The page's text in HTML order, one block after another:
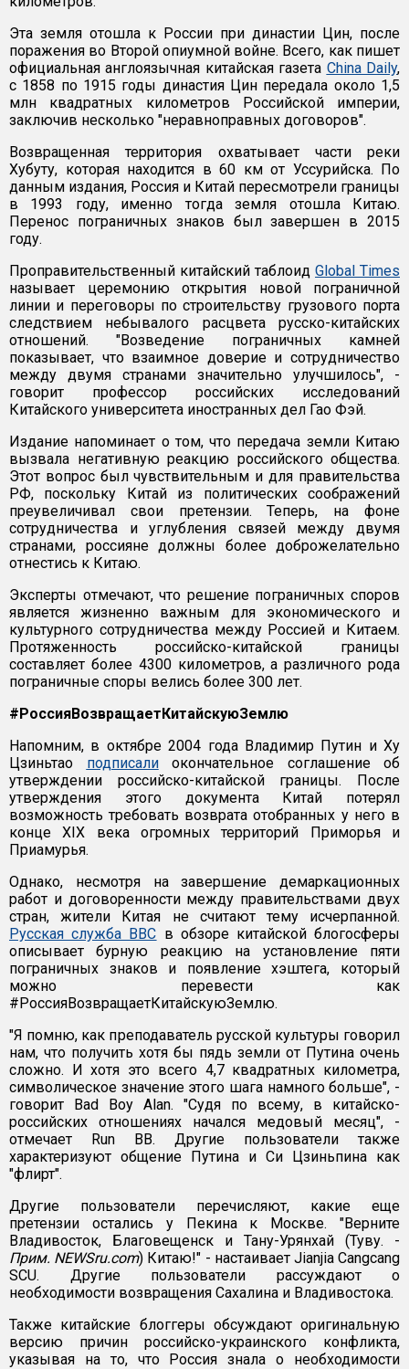
Эта земля отошла к России при династии Цин, после
поражения во Второй опиумной войне. Всего, как пишет
официальная англоязычная китайская газета China Daily,
с 1858 по 1915 годы династия Цин передала около 1,5
млн квадратных километров Российской империи,
заключив несколько "неравноправных договоров".
Возвращенная территория охватывает части реки
Хубуту, которая находится в 60 км от Уссурийска. По
данным издания, Россия и Китай пересмотрели границы
в 1993 году, именно тогда земля отошла Китаю.
Перенос пограничных знаков был завершен в 2015
году.
Проправительственный китайский таблоид Global Times
называет церемонию открытия новой пограничной
линии и переговоры по строительству грузового порта
следствием небывалого расцвета русско-китайских
отношений. "Возведение пограничных камней
показывает, что взаимное доверие и сотрудничество
между двумя странами значительно улучшилось", -
говорит профессор российских исследований
Китайского университета иностранных дел Гао Фэй.
Издание напоминает о том, что передача земли Китаю
вызвала негативную реакцию российского общества.
Этот вопрос был чувствительным и для правительства
РФ, поскольку Китай из политических соображений
преувеличивал свои претензии. Теперь, на фоне
сотрудничества и углубления связей между двумя
странами, россияне должны более доброжелательно
отнестись к Китаю.
Эксперты отмечают, что решение пограничных споров
является жизненно важным для экономического и
культурного сотрудничества между Россией и Китаем.
Протяженность российско-китайской границы
составляет более 4300 километров, а различного рода
пограничные споры велись более 300 лет.
#РоссияВозвращаетКитайскуюЗемлю
Напомним, в октябре 2004 года Владимир Путин и Ху
Цзиньтао подписалиокончательное соглашение об
утверждении российско-китайской границы. После
утверждения этого документа Китай потерял
возможность требовать возврата отобранных у него в
конце XIX века огромных территорий Приморья и
Приамурья.
Однако, несмотря на завершение демаркационных
работ и договоренности между правительствами двух
стран, жители Китая не считают тему исчерпанной.
Русская служба BBC в обзоре китайской блогосферы
описывает бурную реакцию на установление пяти
пограничных знаков и появление хэштега, который
можно перевести как
#РоссияВозвращаетКитайскуюЗемлю.
"Я помню, как преподаватель русской культуры говорил
нам, что получить хотя бы пядь земли от Путина очень
сложно. И хотя это всего 4,7 квадратных километра,
символическое значение этого шага намного больше", -
говорит Bad Boy Alan. "Судя по всему, в китайско-
российских отношениях начался медовый месяц", -
отмечает Run BB. Другие пользователи также
характеризуют общение Путина и Си Цзиньпина как
"флирт".
Другие пользователи перечисляют, какие еще
претензии остались у Пекина к Москве. "Верните
Владивосток, Благовещенск и Тану-Урянхай (Туву. -
Прим. NEWSru.com) Китаю!" - настаивает Jianjia Cangcang
SCU. Другие пользователи рассуждают о
необходимости возвращения Сахалина и Владивостока.
Также китайские блоггеры обсуждают оригинальную
версию причин российско-украинского конфликта,
указывая на то, что Россия знала о необходимости